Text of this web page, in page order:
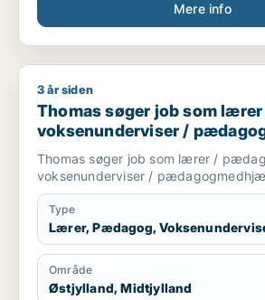
Mere info
Thomas søger job som lærer /
3 år siden
Thomas søger job som
voksenunderviser /
Thomas søger job som lærer /
voksenunderviser /
Type
Lærer, Pædagog,
Område
Østjylland, Midtjylland